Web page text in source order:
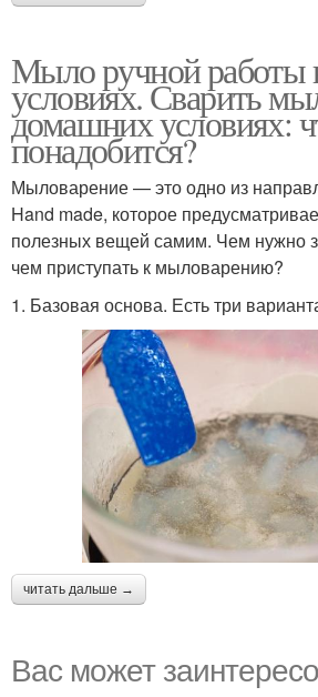
Мыло ручной работы
условиях. Сварить
домашних условиях:
понадобится?
Мыловарение — это одно из
Hand made, которое
полезных вещей самим. Чем нужно
чем приступать к мыловарению?
1. Базовая основа. Есть три
читать дальше →
Вас может